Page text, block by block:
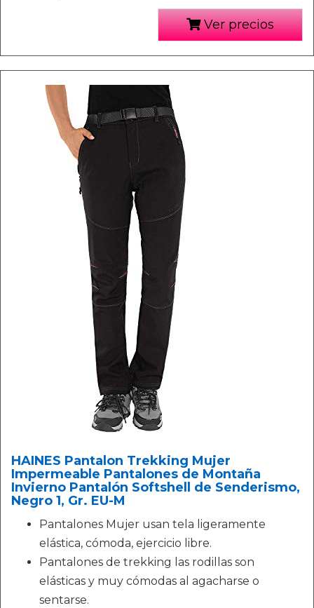
Ver precios
HAINES Pantalon Trekking Mujer
Impermeable Pantalones de Montaña
Invierno Pantalón Softshell de Senderismo,
Negro 1, Gr. EU-M
Pantalones Mujer usan tela ligeramente
elástica, cómoda, ejercicio libre.
Pantalones de trekking las rodillas son
elásticas y muy cómodas al agacharse o
sentarse.